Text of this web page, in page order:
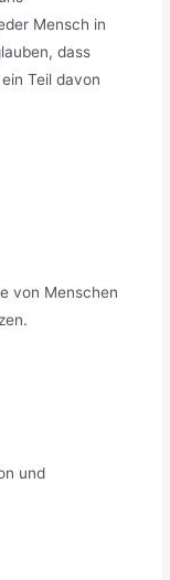
Mensch in
dass
Teil davon
von Menschen
und